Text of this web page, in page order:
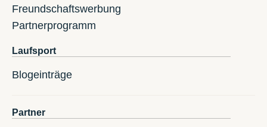
Freundschaftswerbung
Partnerprogramm
Laufsport
Blogeinträge
Partner